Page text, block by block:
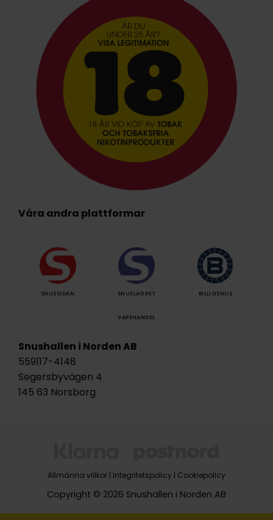
Våra andra plattformar
SNUSSIDAN SNUSLAGRET BILLIGSNUS
VAPEHANDEL
Snushallen i Norden AB
559117-4148
Segersbyvägen 4
145 63 Norsborg
Allmänna villkor | Integritetspolicy | Cookiepolicy
Copyright © 2026 Snushallen i Norden AB